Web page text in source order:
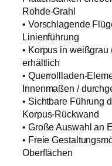
Rohde-Grahl
• Vorschlagende
Linienführung
• Korpus in weißgrau
erhältlich
• Querrollladen-
Innenmaßen /
• Sichtbare Führung
Korpus-Rückwand
• Große Auswahl an
• Freie
Oberflächen